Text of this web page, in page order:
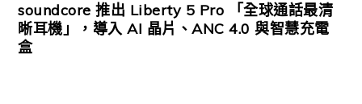
soundcore 推出 Liberty 5 Pro 「全球通話最清
晰耳機」，導入 AI 晶片、ANC 4.0 與智慧充電
盒